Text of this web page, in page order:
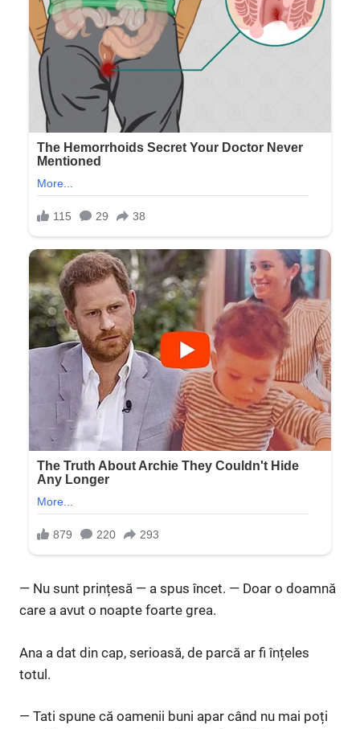
— Nu sunt prințesă — a spus încet. — Doar o doamnă
care a avut o noapte foarte grea.
Ana a dat din cap, serioasă, de parcă ar fi înțeles
totul.
— Tati spune că oamenii buni apar când nu mai poți